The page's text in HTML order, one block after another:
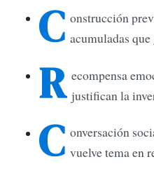
C onstrucción
acumuladas
R ecompensa
justifican la
C onversación
vuelve tema en